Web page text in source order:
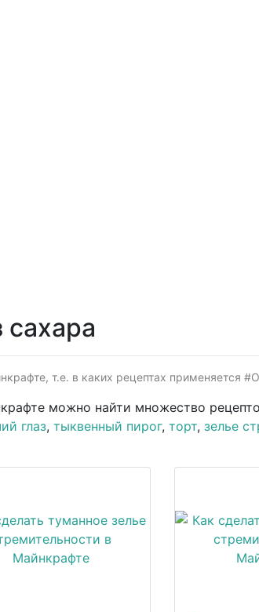
т.е. в каких рецептах применяется
можно найти множество
глаз, тыквенный пирог, торт, зелье